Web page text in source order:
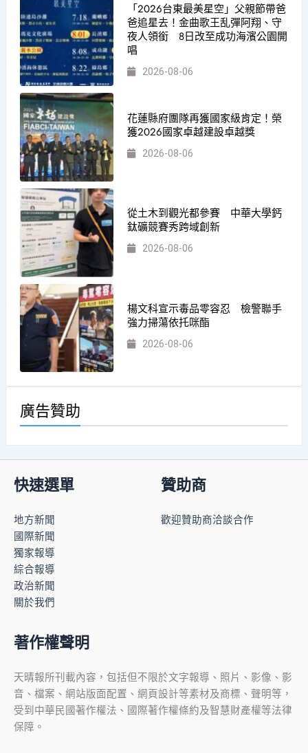
「2026台東最美星空」父親節帶爸
爸追星去！金曲歌王乱彈阿翔、守
夜人領銜 8日改至成功海濱公園開
唱
2026-08-06
花蓮縣府團隊再獲國家級肯定！榮
獲2026國家卓越建設卓越獎
2026-08-06
從土木到觀光都參賽 中華大學鈣
鈦礦競賽秀跨域創新
2026-08-06
楊文科宣示毒品零容忍 檢警聯手
強力掃蕩依托咪酯
2026-08-06
廣告贊助
快速選單
地方新聞
國際新聞
獨家報導
綜合報導
政治新聞
關於我們
贊助商
歡迎贊助商洽談合作
著作權聲明
天晴報所刊載內容，包括但不限於文字報導、照片、影像、影
音、檔案、網站版面配置、網頁設計等素材及商標、聲明等，
受到中華民國著作權法、國際著作權條約及智慧財產權等法律
保障。